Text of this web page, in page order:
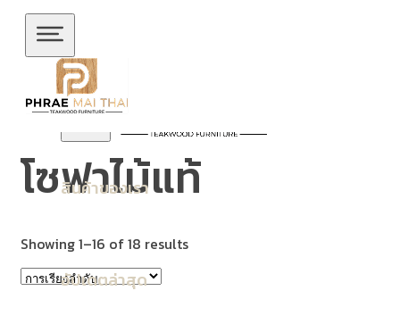
ข้ามไปยังเนื้อหาหลัก
สินค้าของเรา
อัปเดตล่าสุด
โซฟาไม้แท้
Showing 1–16 of 18 results